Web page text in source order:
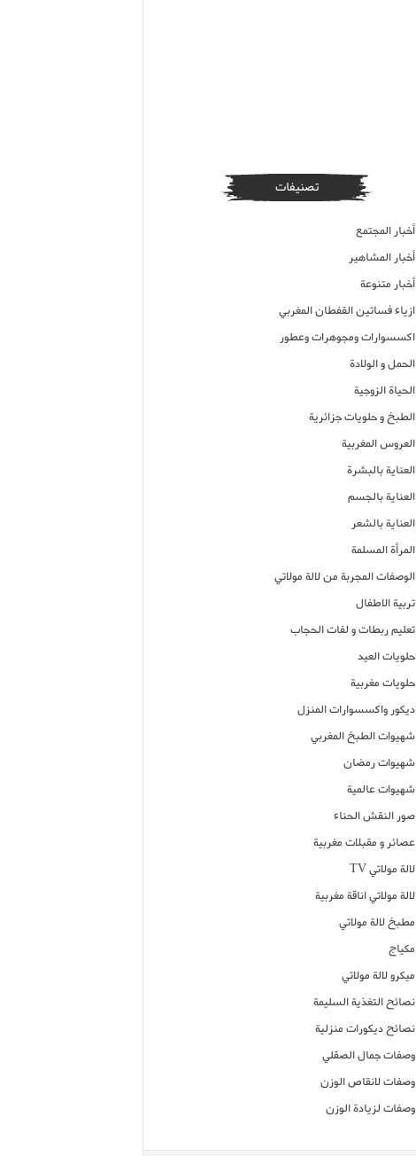
تصنيفات
أخبار المجتمع
أخبار المشاهير
أخبار متنوعة
ازياء فساتين القفطان المغربي
اكسسوارات ومجوهرات وعطور
الحمل و الولادة
الحياة الزوجية
الطبخ و حلويات جزائرية
العروس المغربية
العناية بالبشرة
العناية بالجسم
العناية بالشعر
المرأة المسلمة
الوصفات المجربة من لالة مولاتي
تربية الاطفال
تعليم ربطات و لفات الحجاب
حلويات العيد
حلويات مغربية
ديكور واكسسوارات المنزل
شهيوات الطبخ المغربي
شهيوات رمضان
شهيوات عالمية
صور النقش الحناء
عصائر و مقبلات مغربية
لالة مولاتي TV
لالة مولاتي اناقة مغربية
مطبخ لالة مولاتي
مكياج
ميكرو لالة مولاتي
نصائح التغذية السليمة
نصائح ديكورات منزلية
وصفات جمال الصقلي
وصفات لانقاص الوزن
وصفات لزيادة الوزن